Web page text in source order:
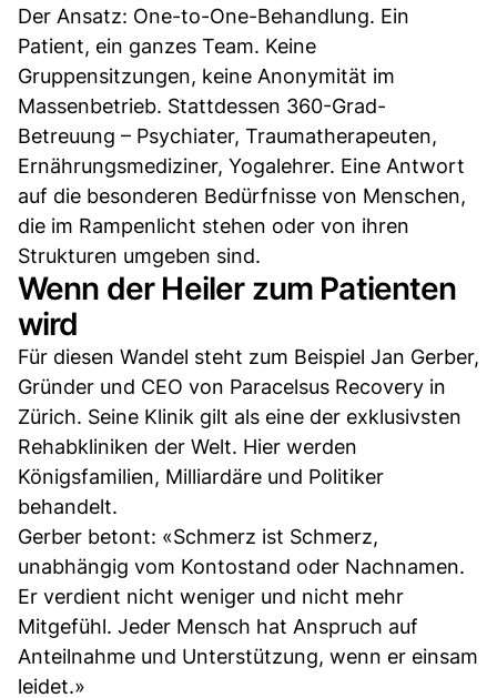
Der Ansatz: One-to-One-Behandlung. Ein
Patient, ein ganzes Team. Keine
Gruppensitzungen, keine Anonymität im
Massenbetrieb. Stattdessen 360-Grad-
Betreuung – Psychiater, Traumatherapeuten,
Ernährungsmediziner, Yogalehrer. Eine Antwort
auf die besonderen Bedürfnisse von Menschen,
die im Rampenlicht stehen oder von ihren
Strukturen umgeben sind.
Wenn der Heiler zum Patienten
wird
Für diesen Wandel steht zum Beispiel Jan Gerber,
Gründer und CEO von Paracelsus Recovery in
Zürich. Seine Klinik gilt als eine der exklusivsten
Rehabkliniken der Welt. Hier werden
Königsfamilien, Milliardäre und Politiker
behandelt.
Gerber betont: «Schmerz ist Schmerz,
unabhängig vom Kontostand oder Nachnamen.
Er verdient nicht weniger und nicht mehr
Mitgefühl. Jeder Mensch hat Anspruch auf
Anteilnahme und Unterstützung, wenn er einsam
leidet.»